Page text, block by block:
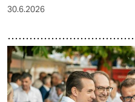
30.6.2026